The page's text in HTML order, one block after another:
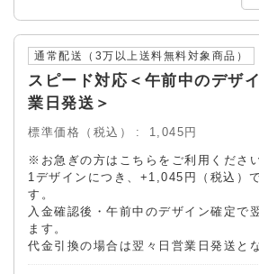
通常配送（3万以上送料無料対象商品）
スピード対応＜午前中のデザ
業日発送＞
標準価格（税込） 1,045円
※お急ぎの方はこちらをご利用くださ
1デザインにつき、+1,045円（税込）
す。
入金確認後・午前中のデザイン確定で
ます。
代金引換の場合は翌々日営業日発送と